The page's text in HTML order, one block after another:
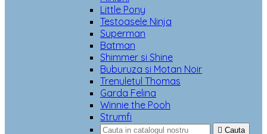
Little Pony
Testoasele Ninja
Superman
Batman
Shimmer si Shine
Buburuza si Motan Noir
Trenuletul Thomas
Garda Felina
Winnie the Pooh
Strumfi
 Cauta